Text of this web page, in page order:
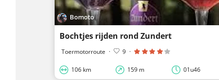
Bomoto
Bochtjes rijden rond Zundert
Toermotorroute · 9 ·
106 km 159 m 01u46